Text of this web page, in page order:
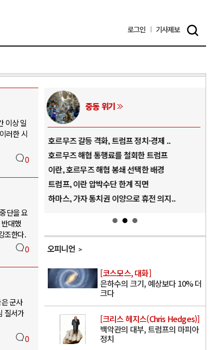
로그인 기사제보
이상 일
러한 시
0
단을 요
대했
조한다.
0
군사
질서가
0
역..
중동 위기
호르무즈 갈등 격화, 트럼프 정치·경제 ..
호르무즈 해협 통행료를 철회한 트럼프
이란, 호르무즈 해협 봉쇄 선택한 배경
트럼프, 이란 압박수단 한계 직면
하마스, 가자 통치권 이양으로 휴전 의지..
오피니언
[코스모스, 대화]
은하수의 크기, 예상보다 10% 더
크다
[크리스 헤지스(Chris Hedges)]
백악관의 대부, 트럼프의 마피아
정치